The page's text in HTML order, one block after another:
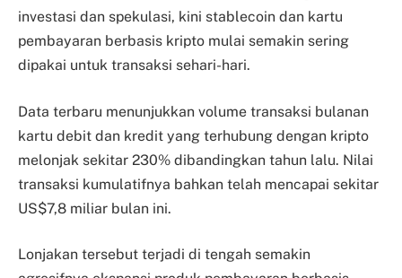
investasi dan spekulasi, kini stablecoin dan kartu
pembayaran berbasis kripto mulai semakin sering
dipakai untuk transaksi sehari-hari.
Data terbaru menunjukkan volume transaksi bulanan
kartu debit dan kredit yang terhubung dengan kripto
melonjak sekitar 230% dibandingkan tahun lalu. Nilai
transaksi kumulatifnya bahkan telah mencapai sekitar
US$7,8 miliar bulan ini.
Lonjakan tersebut terjadi di tengah semakin